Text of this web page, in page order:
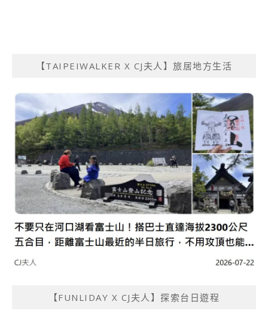
【TAIPEIWALKER X CJ夫人】旅居地方生活
【FUNLIDAY X CJ夫人】探索台日遊程